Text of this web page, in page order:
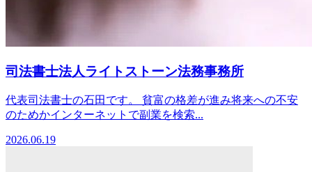
司法書士法人ライトストーン法務事務所
代表司法書士の石田です。 貧富の格差が進み将来への不安
のためかインターネットで副業を検索...
2026.06.19